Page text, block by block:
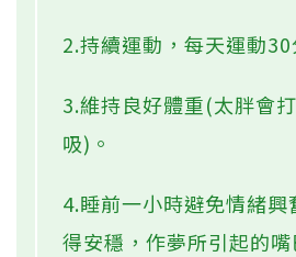
2.持續運動，每天運動30
3.維持良好體重(太胖會
吸)。
4.睡前一小時避免情緒興
得安穩，作夢所引起的